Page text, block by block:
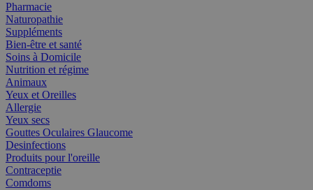
Pharmacie
Naturopathie
Suppléments
Bien-être et santé
Soins à Domicile
Nutrition et régime
Animaux
Yeux et Oreilles
Allergie
Yeux secs
Gouttes Oculaires Glaucome
Desinfections
Produits pour l'oreille
Contraceptie
Comdoms